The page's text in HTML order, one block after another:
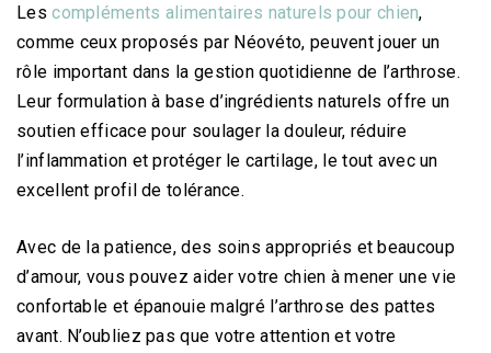
Lescompléments alimentaires naturels pour chien,
comme ceux proposés par Néovéto, peuvent jouer un
rôle important dans la gestion quotidienne de l’arthrose.
Leur formulation à base d’ingrédients naturels offre un
soutien efficace pour soulager la douleur, réduire
l’inflammation et protéger le cartilage, le tout avec un
excellent profil de tolérance.
Avec de la patience, des soins appropriés et beaucoup
d’amour, vous pouvez aider votre chien à mener une vie
confortable et épanouie malgré l’arthrose des pattes
avant. N’oubliez pas que votre attention et votre